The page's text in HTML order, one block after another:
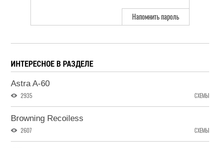
Напомнить пароль
ИНТЕРЕСНОЕ В РАЗДЕЛЕ
Astra A-60
2935 СХЕМЫ
Browning Recoiless
2607 СХЕМЫ